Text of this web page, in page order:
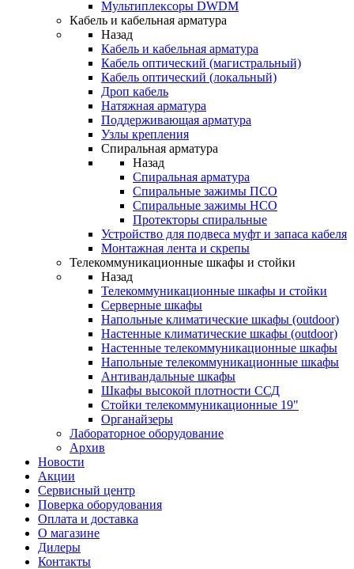
Мультиплексоры DWDM
Кабель и кабельная арматура
Назад
Кабель и кабельная арматура
Кабель оптический (магистральный)
Кабель оптический (локальный)
Дроп кабель
Натяжная арматура
Поддерживающая арматура
Узлы крепления
Спиральная арматура
Назад
Спиральная арматура
Спиральные зажимы ПСО
Спиральные зажимы НСО
Протекторы спиральные
Устройство для подвеса муфт и запаса кабеля
Монтажная лента и скрепы
Телекоммуникационные шкафы и стойки
Назад
Телекоммуникационные шкафы и стойки
Серверные шкафы
Напольные климатические шкафы (outdoor)
Настенные климатические шкафы (outdoor)
Настенные телекоммуникационные шкафы
Напольные телекоммуникационные шкафы
Антивандальные шкафы
Шкафы высокой плотности ССД
Стойки телекоммуникационные 19"
Органайзеры
Лабораторное оборудование
Архив
Новости
Акции
Сервисный центр
Поверка оборудования
Оплата и доставка
О магазине
Дилеры
Контакты